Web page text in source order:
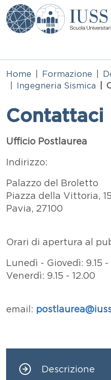
Salta al contenuto
Home Formazione
Ingegneria Sismica
Contattaci
Testo
Ufficio Postlaurea
Indirizzo:
Palazzo del Broletto
Piazza della Vittoria, 15
Pavia, 27100
Orari di apertura al
Lunedì - Giovedì: 9.15 -
Venerdì: 9.15 - 12.00
email:
Navigazione
Descrizione